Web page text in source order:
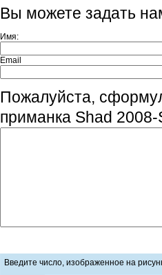
Вы можете задать
Имя:
Email
Пожалуйста,
приманка Shad
Введите число, изображенное на